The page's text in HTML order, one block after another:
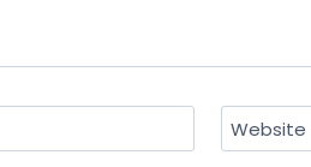
Website